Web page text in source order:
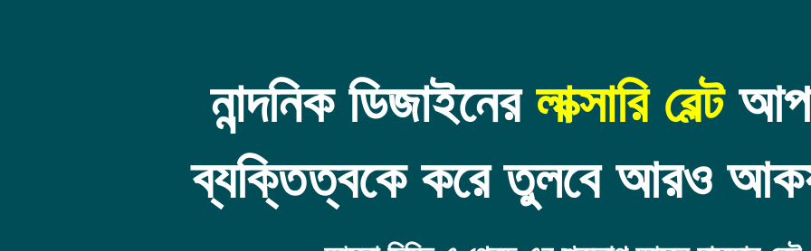
নান্দনিক ডিজাইনের লাক্সারি বেল্ট
ব্যক্তিত্বকে করে তুলবে আরও